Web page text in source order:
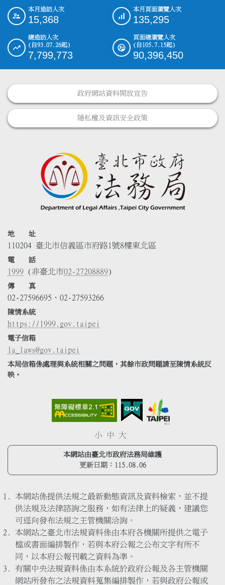
::: 本月造訪人次
15,368
本月頁面瀏覽人次
135,295
總造訪人次
(自93.07.26起)
7,799,773
頁面總瀏覽人次
(自105.7.15起)
90,396,450
政府網站資料開放宣告
隱私權及資訊安全政策
地 址
110204 臺北市信義區市府路1號8樓東北區
電 話
1999 (非臺北市02-27208889)
傳 真
02-27596695、02-27593266
陳情系統
https://1999.gov.taipei
電子信箱
la_laws@gov.taipei
本局信箱係處理與系統相關之問題，其餘市政問題請至陳情系統反
映。
小 中 大
本網站由臺北市政府法務局維護
更新日期： 115.08.06
本網站係提供法規之最新動態資訊及資料檢索，並不提
供法規及法律諮詢之服務，如有法律上的疑義，建議您
可逕向發布法規之主管機關洽詢。
本網站之臺北市法規資料係由本府各機關所提供之電子
檔或書面編排製作，若與本府公報之公布文字有所不
同，以本府公報刊載之資料為準。
有關中央法規資料係由本系統於政府公報及各主管機關
網站所發布之法規資料蒐集編排製作，若與政府公報或